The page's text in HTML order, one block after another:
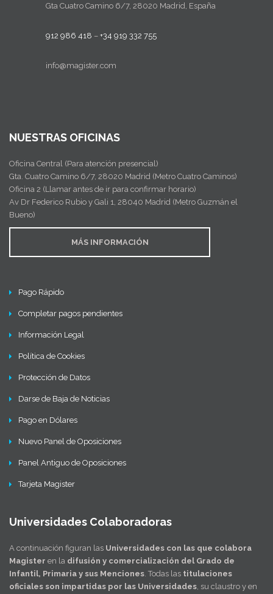
Gta Cuatro Camino 6/7, 28020 Madrid, España
912 986 418 – +34 919 332 755
info@magister.com
NUESTRAS OFICINAS
Oficina Central (Para atención presencial)
Gta. Cuatro Camino 6/7, 28020 Madrid (Metro Cuatro Caminos)
Oficina 2 (Llamar antes de ir para confirmar horario)
Av Dr Federico Rubio y Gali 1, 28040 Madrid (Metro Guzmán el
Bueno)
MÁS INFORMACIÓN
Pago Rápido
Completar pagos pendientes
Información Legal
Política de Cookies
Protección de Datos
Darse de Baja de Noticias
Pago en Dólares
Nuevo Panel de Oposiciones
Panel Antiguo de Oposiciones
Tarjeta Magister
Universidades Colaboradoras
A continuación figuran las Universidades con las que colabora
Magister en la difusión y comercialización del Grado de
Infantil, Primaria y sus Menciones. Todas las titulaciones
oficiales son impartidas por las Universidades, su claustro y en